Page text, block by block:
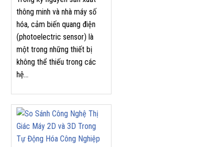
thông minh và nhà máy số
hóa, cảm biến quang điện
(photoelectric sensor) là
một trong những thiết bị
không thể thiếu trong các
hệ...